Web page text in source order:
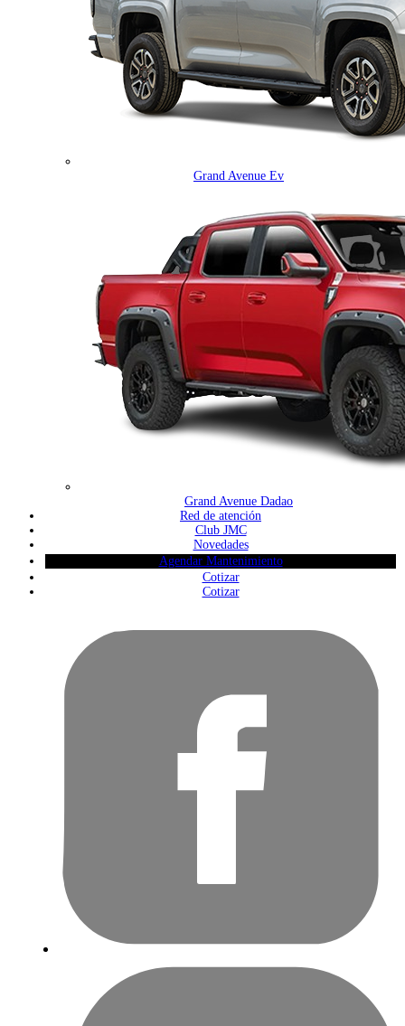
Grand Avenue Ev
Grand Avenue Dadao
Red de atención
Club JMC
Novedades
Agendar Mantenimiento
Cotizar
Cotizar